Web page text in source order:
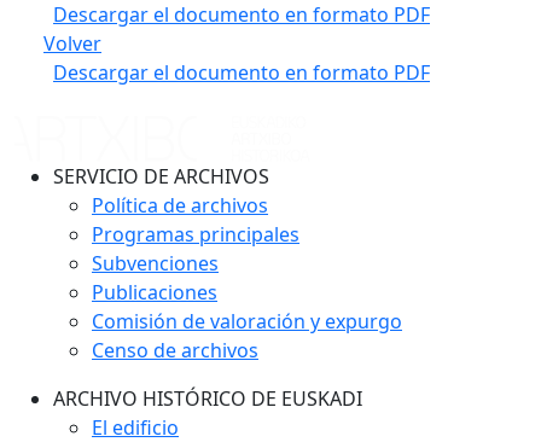
Descargar el documento en formato PDF
Volver
Descargar el documento en formato PDF
SERVICIO DE ARCHIVOS
Política de archivos
Programas principales
Subvenciones
Publicaciones
Comisión de valoración y expurgo
Censo de archivos
ARCHIVO HISTÓRICO DE EUSKADI
El edificio